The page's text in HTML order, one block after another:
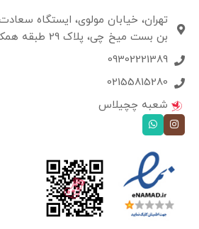
تهران، خیابان مولوی، ایستگاه
بن بست میخ چی، پلاک 29 طبقه همکف
09302221389
02155815280
شعبه چچیلاس